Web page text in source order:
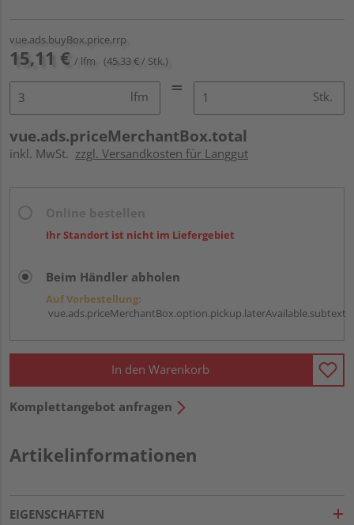
vue.ads.buyBox.price.rrp
15,11 € / lfm (45,33 € / Stk.)
lfm Stk.
vue.ads.priceMerchantBox.total
inkl. MwSt. zzgl. Versandkosten für Langgut
Ihr Standort ist nicht im Liefergebiet
Beim Händler abholen
Auf Vorbestellung:
vue.ads.priceMerchantBox.option.pickup.laterAvailable.subtext
In den Warenkorb
Komplettangebot anfragen
Artikelinformationen
EIGENSCHAFTEN